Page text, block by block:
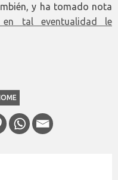
y ha tomado nota
tal eventualidad le